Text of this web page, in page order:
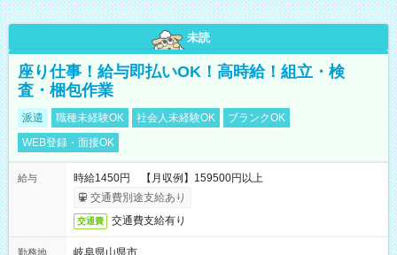
未読
座り仕事！給与即払いOK！高時給！組立・検
査・梱包作業
派遣 職種未経験OK 社会人未経験OK
ブランクOK
WEB登録・面接OK
給与
時給1450円 【月収例】159500円以上
交通費別途支給あり
交通費 交通費支給有り
勤務地 岐阜県山県市